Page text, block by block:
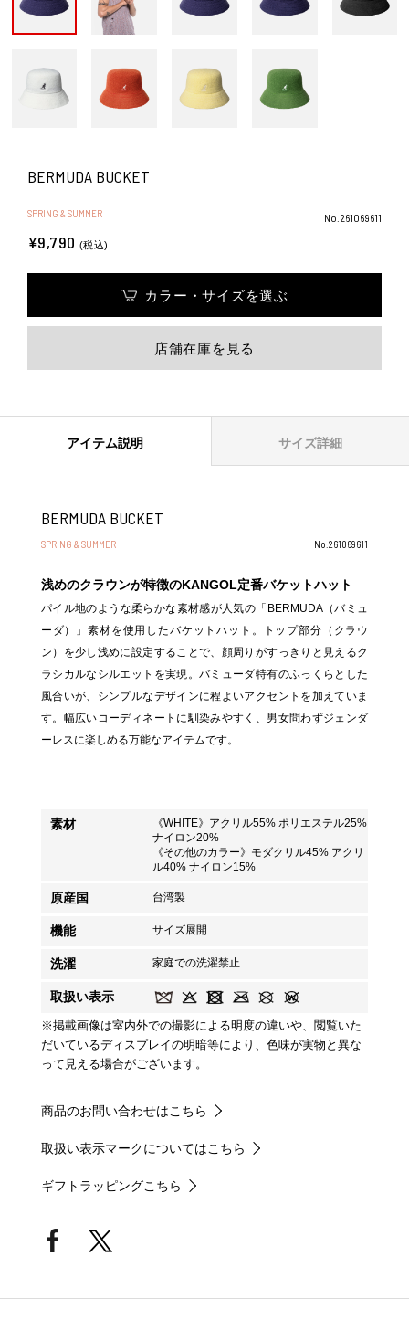
BERMUDA BUCKET
SPRING & SUMMER No.261069611
¥9,790 (税込)
カラー・サイズを選ぶ
店舗在庫を見る
アイテム説明 サイズ詳細
BERMUDA BUCKET
SPRING & SUMMER No.261069611
浅めのクラウンが特徴のKANGOL定番バケットハット
パイル地のような柔らかな素材感が人気の「BERMUDA（バミュ
ーダ）」素材を使用したバケットハット。トップ部分（クラウ
ン）を少し浅めに設定することで、顔周りがすっきりと見えるク
ラシカルなシルエットを実現。バミューダ特有のふっくらとした
風合いが、シンプルなデザインに程よいアクセントを加えていま
す。幅広いコーディネートに馴染みやすく、男女問わずジェンダ
ーレスに楽しめる万能なアイテムです。
素材
《WHITE》アクリル55% ポリエステル25%
ナイロン20%
《その他のカラー》モダクリル45% アクリ
ル40% ナイロン15%
原産国 台湾製
機能 サイズ展開
洗濯 家庭での洗濯禁止
取扱い表示
※掲載画像は室内外での撮影による明度の違いや、閲覧いた
だいているディスプレイの明暗等により、色味が実物と異な
って見える場合がございます。
商品のお問い合わせはこちら
取扱い表示マークについてはこちら
ギフトラッピングこちら